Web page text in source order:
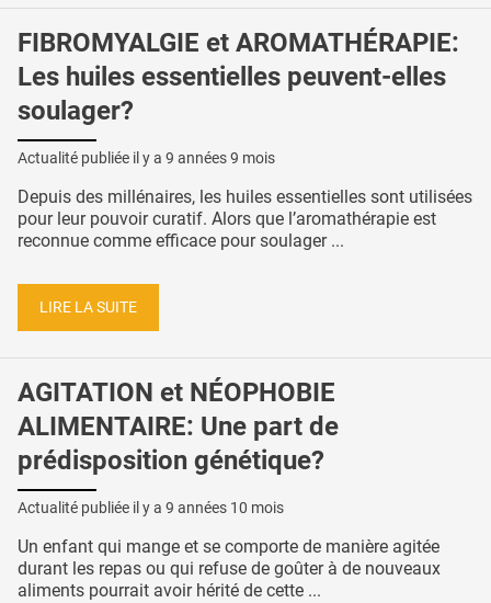
FIBROMYALGIE et AROMATHÉRAPIE:
Les huiles essentielles peuvent-elles
soulager?
Actualité publiée il y a 9 années 9 mois
Depuis des millénaires, les huiles essentielles sont utilisées
pour leur pouvoir curatif. Alors que l’aromathérapie est
reconnue comme efficace pour soulager ...
LIRE LA SUITE
AGITATION et NÉOPHOBIE
ALIMENTAIRE: Une part de
prédisposition génétique?
Actualité publiée il y a 9 années 10 mois
Un enfant qui mange et se comporte de manière agitée
durant les repas ou qui refuse de goûter à de nouveaux
aliments pourrait avoir hérité de cette ...